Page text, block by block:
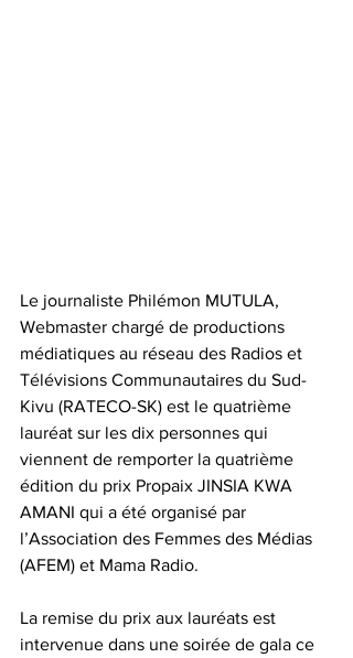
Le journaliste Philémon MUTULA,
Webmaster chargé de productions
médiatiques au réseau des Radios et
Télévisions Communautaires du Sud-
Kivu (RATECO-SK) est le quatrième
lauréat sur les dix personnes qui
viennent de remporter la quatrième
édition du prix Propaix JINSIA KWA
AMANI qui a été organisé par
l’Association des Femmes des Médias
(AFEM) et Mama Radio.
La remise du prix aux lauréats est
intervenue dans une soirée de gala ce